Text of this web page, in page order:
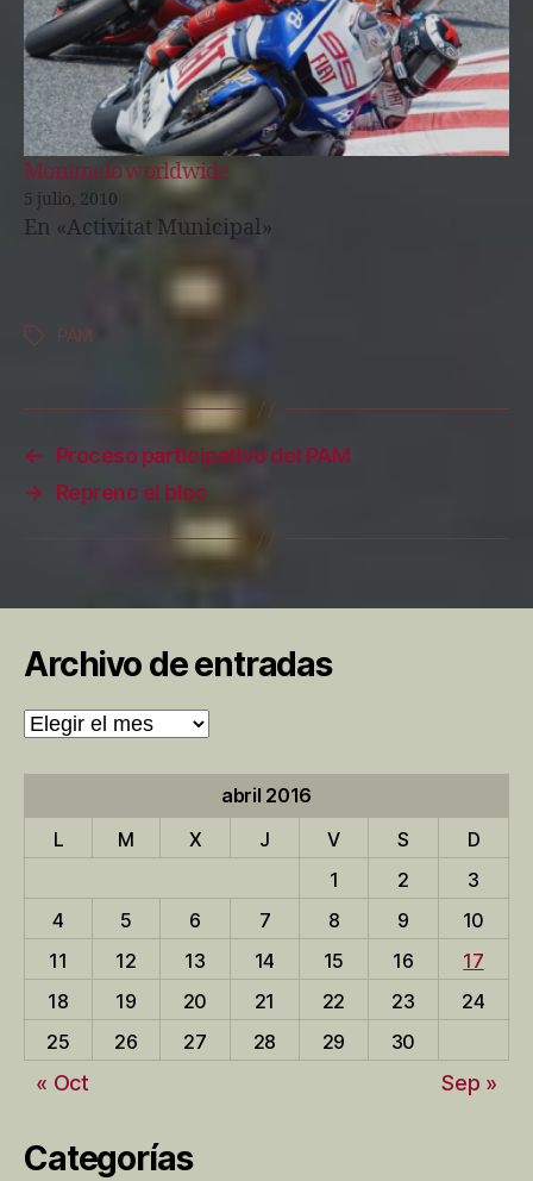
Montmeló worldwide
5 julio, 2010
En «Activitat Municipal»
Etiquetas
PAM
←
Proceso participativo del PAM
→
Reprenc el bloc
Archivo de entradas
Archivo
de
entradas
abril 2016
L
M X J V S
D
1
2
3
4
5 6 7 8 9
10
11
12 13 14 15 16
17
18
19 20 21 22 23
24
25
26 27 28 29 30
« Oct Sep »
Categorías